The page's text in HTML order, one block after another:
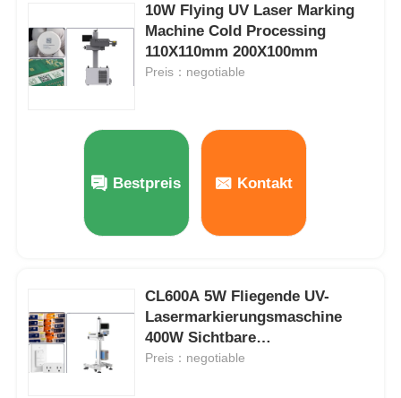
Startseite
10W Flying UV Laser Marking
Machine Cold Processing
110X110mm 200X100mm
Preis：negotiable
Bestpreis Kontakt
CL600A 5W Fliegende UV-
Lasermarkierungsmaschine
400W Sichtbare
Rückverfolgbarkeit
Preis：negotiable